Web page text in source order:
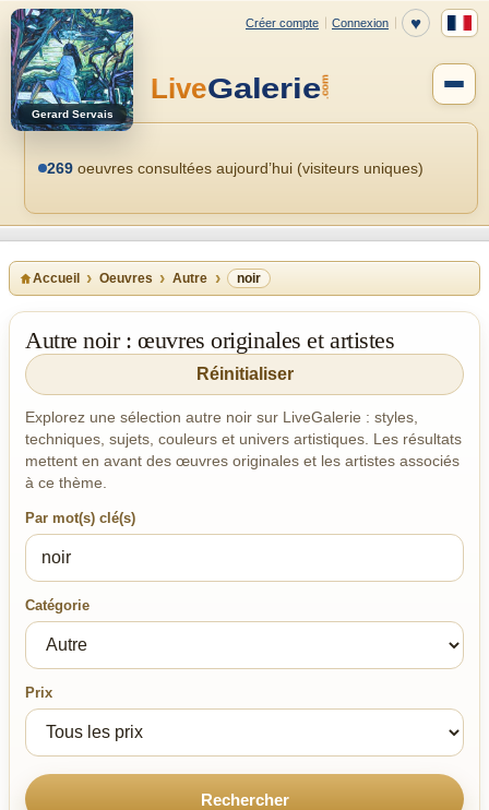
Gerard Servais
269 oeuvres consultées aujourd’hui (visiteurs uniques)
Accueil Oeuvres Autre noir
Autre noir : œuvres originales et artistes
Réinitialiser
Explorez une sélection autre noir sur LiveGalerie : styles,
techniques, sujets, couleurs et univers artistiques. Les résultats
mettent en avant des œuvres originales et les artistes associés
à ce thème.
Par mot(s) clé(s)
Catégorie
Prix
Rechercher